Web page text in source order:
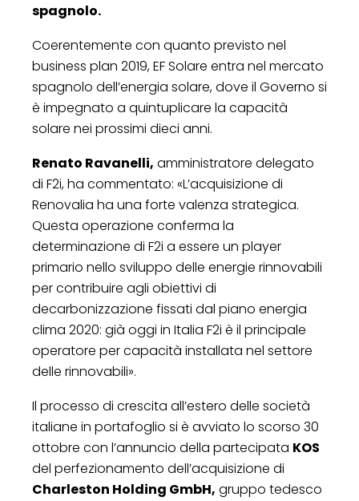
spagnolo.
Coerentemente con quanto previsto nel
business plan 2019, EF Solare entra nel mercato
spagnolo dell’energia solare, dove il Governo si
è impegnato a quintuplicare la capacità
solare nei prossimi dieci anni.
Renato Ravanelli, amministratore delegato
di F2i, ha commentato: «L’acquisizione di
Renovalia ha una forte valenza strategica.
Questa operazione conferma la
determinazione di F2i a essere un player
primario nello sviluppo delle energie rinnovabili
per contribuire agli obiettivi di
decarbonizzazione fissati dal piano energia
clima 2020: già oggi in Italia F2i è il principale
operatore per capacità installata nel settore
delle rinnovabili».
Il processo di crescita all’estero delle società
italiane in portafoglio si è avviato lo scorso 30
ottobre con l’annuncio della partecipata KOS
del perfezionamento dell’acquisizione di
Charleston Holding GmbH, gruppo tedesco